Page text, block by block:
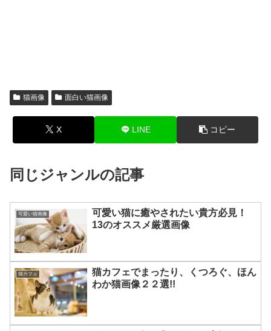
猫画像 面白い猫画像
X LINE コピー
同じジャンルの記事
可愛い猫画像
可愛い猫に癒やされたい貴方必見！
13のオススメ厳選画像
猫カフェ
猫カフェでまったり、くつろぐ、ほん
わか猫画像２２選!!